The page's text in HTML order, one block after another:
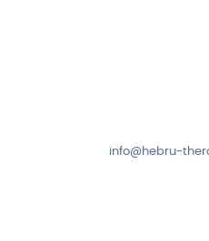
info@hebru-